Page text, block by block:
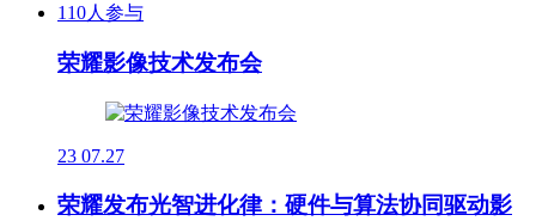
110人参与
荣耀影像技术发布会
23 07.27
荣耀发布光智进化律：硬件与算法协同驱动影